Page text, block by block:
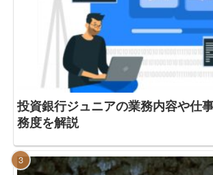
投資銀行ジュニアの業務内容や仕
務度を解説